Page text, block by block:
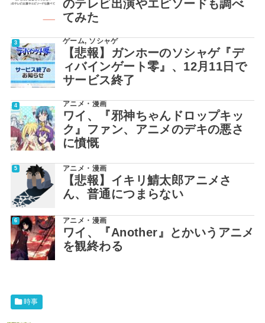
のテレビ出演やエピソードも調べ
てみた
ゲーム, ソシャゲ
【悲報】ガンホーのソシャゲ『デ
ィバインゲート零』、12月11日で
サービス終了
アニメ・漫画
ワイ、『邪神ちゃんドロップキッ
ク』ファン、アニメのデキの悪さ
に憤慨
アニメ・漫画
【悲報】イキリ鯖太郎アニメさ
ん、普通につまらない
アニメ・漫画
ワイ、『Another』とかいうアニメ
を観終わる
時事